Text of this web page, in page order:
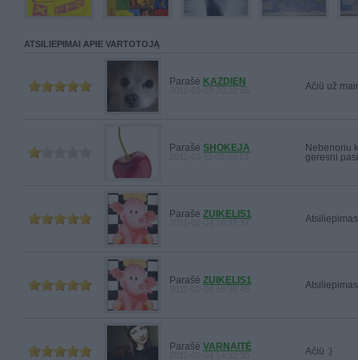
ATSILIEPIMAI APIE VARTOTOJĄ
Parašė KAZDIEN Ačiū už
Parašė SHOKEJA
Nebenoriu
geresni
Parašė ZUIKELIS1 Atsiliepimas
Parašė ZUIKELIS1 Atsiliepimas
Parašė VARNAITĖ Ačiū :}